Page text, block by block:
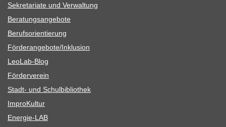
Sekre­ta­riate und Verwaltung
Bera­tungs­an­ge­bote
Berufs­ori­en­tie­rung
Förderangebote/​​Inklusion
Leo­Lab-Blog
För­der­ver­ein
Stadt- und Schulbibliothek
Impro­Kul­tur
Ener­­gie-LAB